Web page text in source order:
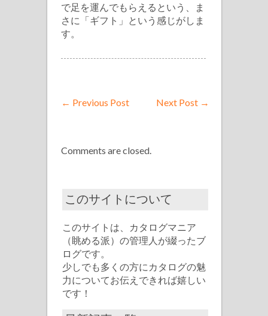
で足を運んでもらえるという、ま
さに「ギフト」という感じがしま
す。
← Previous Post Next Post →
Comments are closed.
このサイトについて
このサイトは、カタログマニア
（眺める派）の管理人が綴ったブ
ログです。
少しでも多くの方にカタログの魅
力についてお伝えできれば嬉しい
です！